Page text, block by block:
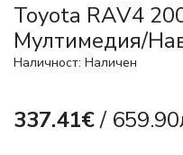
Toyota RAV4
Mултимедия/
Наличност: Наличен
337.41€/